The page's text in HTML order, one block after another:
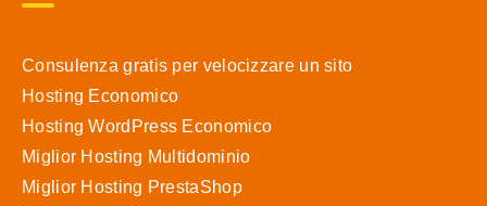
Consulenza gratis per velocizzare un sito
Hosting Economico
Hosting WordPress Economico
Miglior Hosting Multidominio
Miglior Hosting PrestaShop